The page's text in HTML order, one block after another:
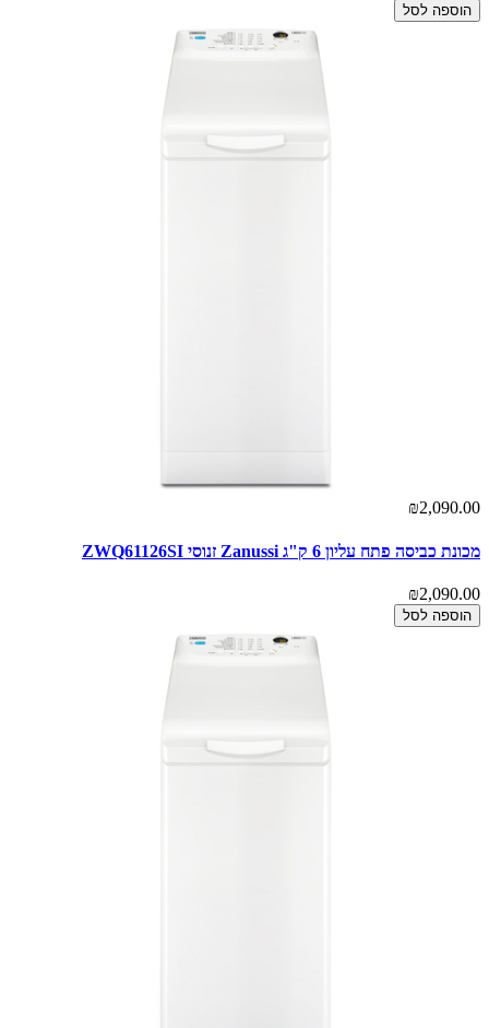
הוספה לסל
₪2,090.00
מכונת כביסה פתח עליון 6 ק"ג Zanussi זנוסי ZWQ61126SI
₪2,090.00
הוספה לסל